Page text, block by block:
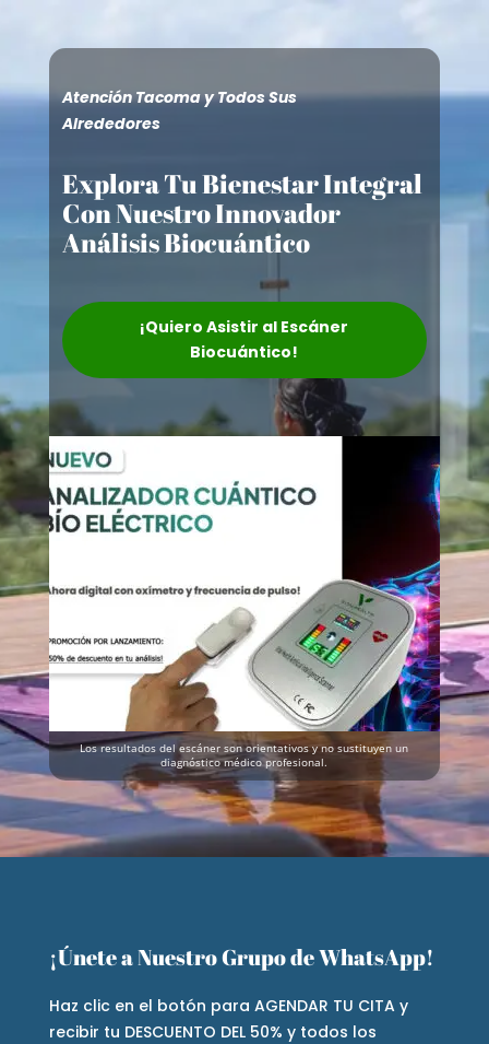
Atención Tacoma y Todos Sus
Alrededores
Explora Tu Bienestar Integral
Con Nuestro Innovador
Análisis Biocuántico
¡Quiero Asistir al Escáner
Biocuántico!
Los resultados del escáner son orientativos y no sustituyen un
diagnóstico médico profesional.
¡Únete a Nuestro Grupo de WhatsApp!
Haz clic en el botón para AGENDAR TU CITA y
recibir tu DESCUENTO DEL 50% y todos los